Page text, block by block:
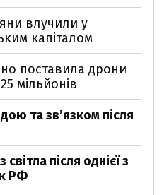
влучили у
капіталом
поставила дрони
мільйонів
та звʼязком після
після однієї з
РФ